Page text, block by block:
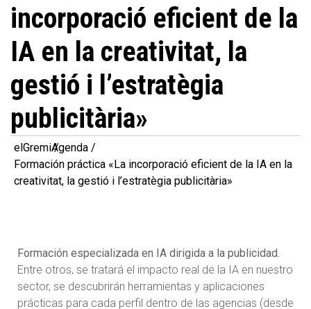
incorporació eficient de la
IA en la creativitat, la
gestió i l’estratègia
publicitària»
elGremiAgenda
Formación práctica «La incorporació eficient de la IA en la
creativitat, la gestió i l’estratègia publicitària»
Formación especializada en IA dirigida a la publicidad.
Entre otros, se tratará el impacto real de la IA en nuestro
sector, se descubrirán herramientas y aplicaciones
prácticas para cada perfil dentro de las agencias (desde